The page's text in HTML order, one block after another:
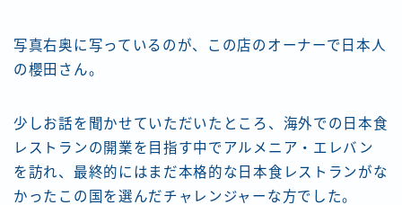
写真右奥に写っているのが、この店のオーナーで日本人
の櫻田さん。
少しお話を聞かせていただいたところ、海外での日本食
レストランの開業を目指す中でアルメニア・エレバン
を訪れ、最終的にはまだ本格的な日本食レストランがな
かったこの国を選んだチャレンジャーな方でした。